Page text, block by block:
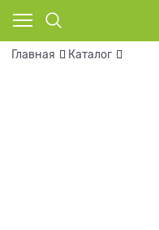
Главная Каталог